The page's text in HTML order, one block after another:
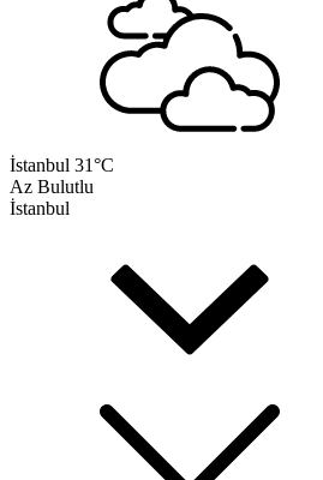
İstanbul 31°C
Az Bulutlu
İstanbul